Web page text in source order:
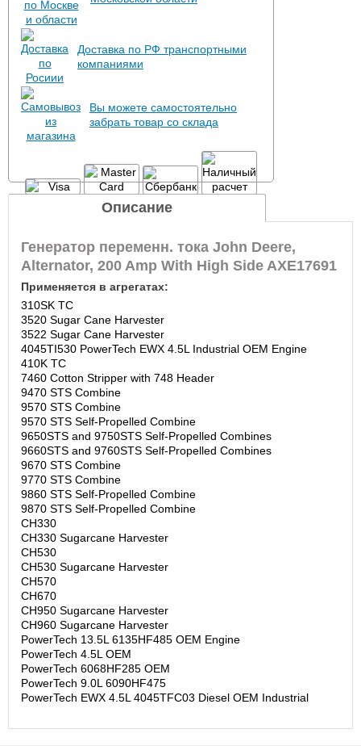
Доставка по РФ транспортными
компаниями
Вы можете самостоятельно
забрать товар со склада
Описание
Генератор переменн. тока John Deere,
Alternator, 200 Amp With High Side AXE17691
Применяется в агрегатах:
310SK TC
3520 Sugar Cane Harvester
3522 Sugar Cane Harvester
4045TI530 PowerTech EWX 4.5L Industrial OEM Engine
410K TC
7460 Cotton Stripper with 748 Header
9470 STS Combine
9570 STS Combine
9570 STS Self-Propelled Combine
9650STS and 9750STS Self-Propelled Combines
9660STS and 9760STS Self-Propelled Combines
9670 STS Combine
9770 STS Combine
9860 STS Self-Propelled Combine
9870 STS Self-Propelled Combine
CH330
CH330 Sugarcane Harvester
CH530
CH530 Sugarcane Harvester
CH570
CH670
CH950 Sugarcane Harvester
CH960 Sugarcane Harvester
PowerTech 13.5L 6135HF485 OEM Engine
PowerTech 4.5L OEM
PowerTech 6068HF285 OEM
PowerTech 9.0L 6090HF475
PowerTech EWX 4.5L 4045TFC03 Diesel OEM Industrial
PowerTech Plus 4.5L 4045HFG85 OEM Engine for Gen Set